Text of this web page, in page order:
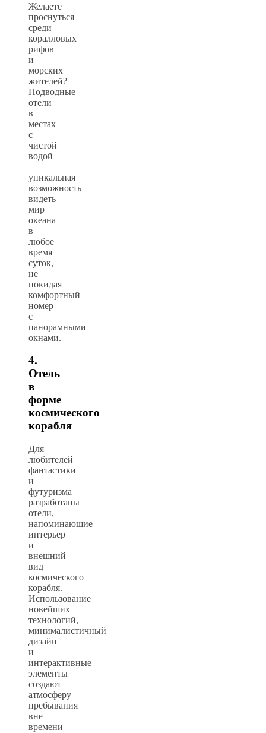
Желаете
проснуться
среди
коралловых
рифов
и
морских
жителей?
Подводные
отели
в
местах
с
чистой
водой
–
уникальная
возможность
видеть
мир
океана
в
любое
время
суток,
не
покидая
комфортный
номер
с
панорамными
окнами.
4.
Отель
в
форме
космического
корабля
Для
любителей
фантастики
и
футуризма
разработаны
отели,
напоминающие
интерьер
и
внешний
вид
космического
корабля.
Использование
новейших
технологий,
минималистичный
дизайн
и
интерактивные
элементы
создают
атмосферу
пребывания
вне
времени